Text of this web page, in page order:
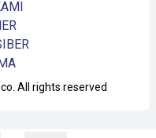
All rights reserved